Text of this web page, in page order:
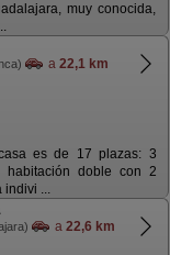
muy conocida,
a 22,1 km
es de 17 plazas: 3
habitación doble con 2
indivi ...
a 22,6 km